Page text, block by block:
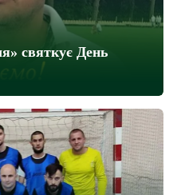
святкує День